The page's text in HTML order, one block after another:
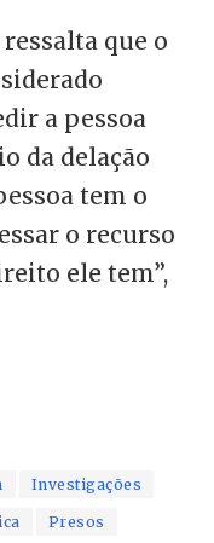
que o
a pessoa
da delação
tem o
o recurso
ele tem”,
Investigações
Presos